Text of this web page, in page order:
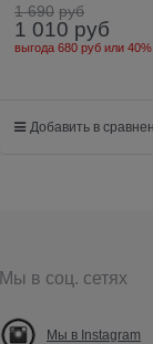
1 690 руб
1 010 руб
выгода 680 руб или 40%
Добавить в
Мы в соц. сетях
Мы в Instagram